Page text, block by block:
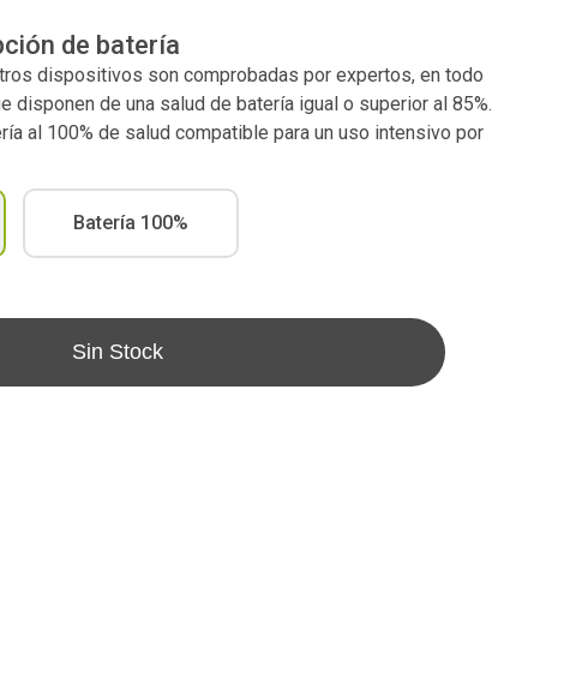
de batería
dispositivos son comprobadas por expertos, en todo
disponen de una salud de batería igual o superior al 85%.
al 100% de salud compatible para un uso intensivo por
Batería 100%
Sin Stock